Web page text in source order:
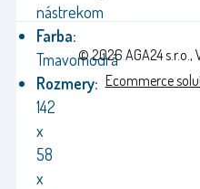
nástrekom
Farba:
Tmavomodrá
Rozmery:
142
x
58
x
© 2026 AGA24 s.r.o.,
Ecommerce